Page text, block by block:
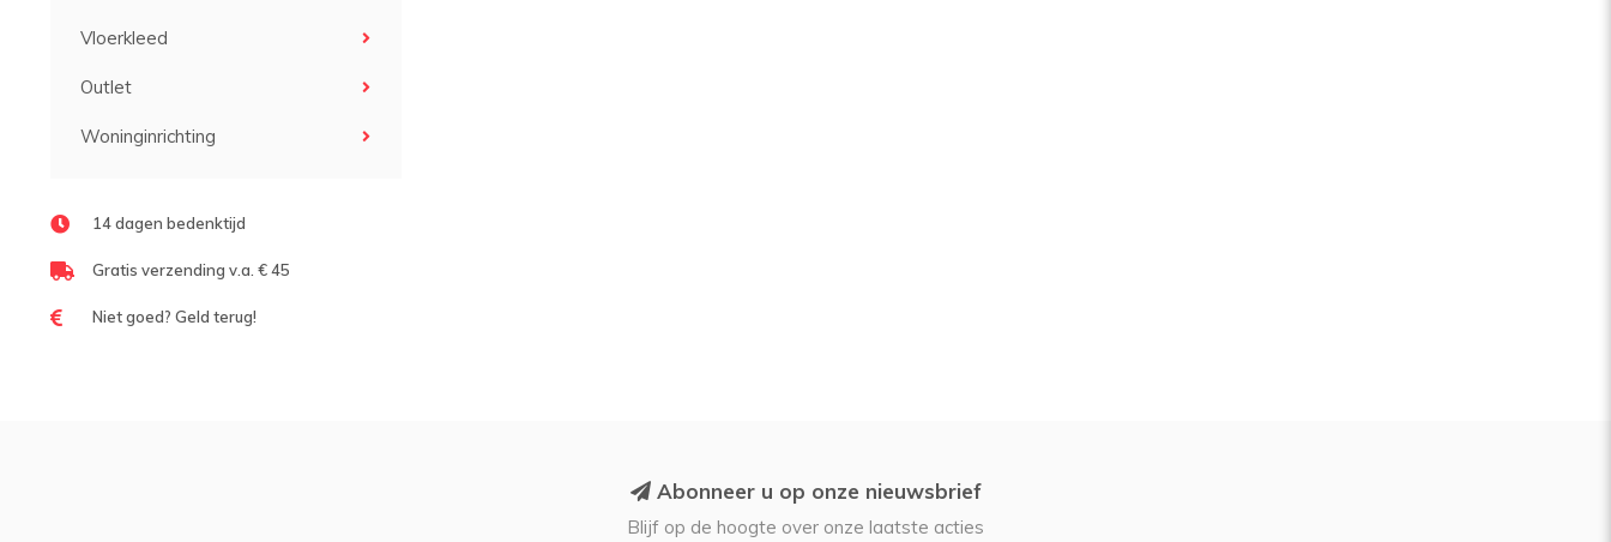
Vloerkleed
Outlet
Woninginrichting
14 dagen bedenktijd
Gratis verzending v.a. € 45
Niet goed? Geld terug!
Abonneer u op onze nieuwsbrief
Blijf op de hoogte over onze laatste acties